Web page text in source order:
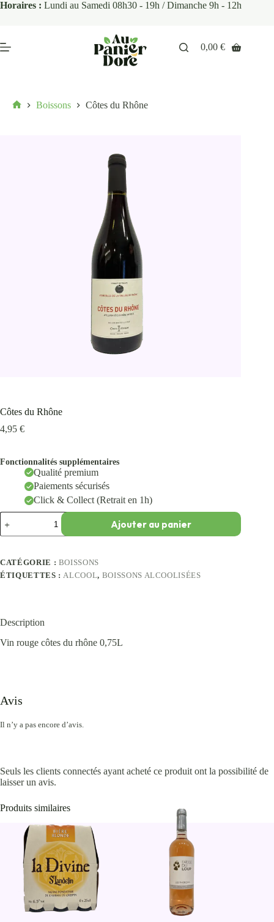
Horaires : Lundi au Samedi 08h30 - 19h / Dimanche 9h - 12h
0,00€
Boissons Côtes du Rhône
Côtes du Rhône
4,95 €
Fonctionnalités supplémentaires
Qualité premium
Paiements sécurisés
Click & Collect (Retrait en 1h)
Ajouter au panier
CATÉGORIE : BOISSONS
ÉTIQUETTES :ALCOOL, BOISSONS ALCOOLISÉES
Description
Vin rouge côtes du rhône 0,75L
Avis
Il n’y a pas encore d’avis.
Seuls les clients connectés ayant acheté ce produit ont la possibilité de
laisser un avis.
Produits similaires